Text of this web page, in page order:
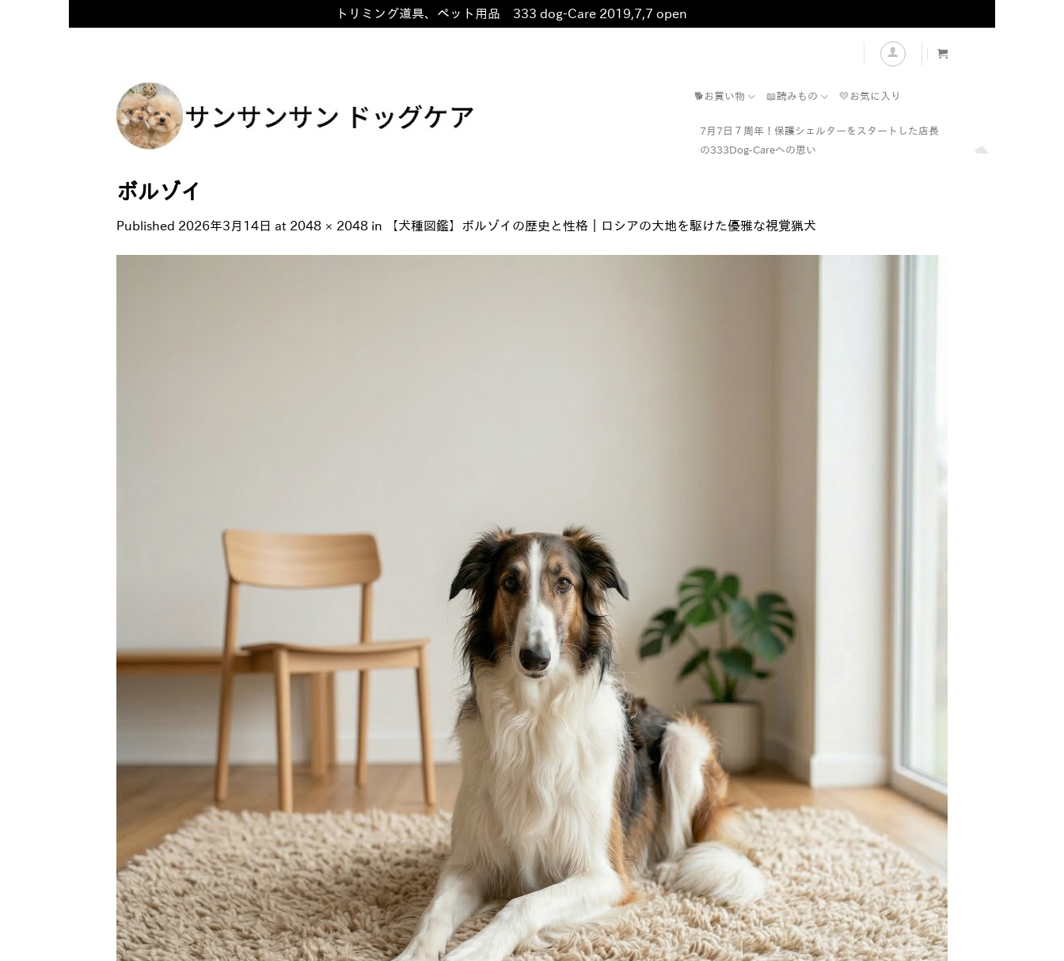
トリミング道具、ペット用品 333 dog-Care 2019,7,7 open
🐕お買い物 📖読みもの 💛お気に入り
7月7日７周年！保護シェルターをスタートした店長
の333Dog-Careへの思い
ボルゾイ
Published 2026年3月14日 at 2048 × 2048 in 【犬種図鑑】ボルゾイの歴史と性格｜ロシアの大地を駆けた優雅な視覚猟犬